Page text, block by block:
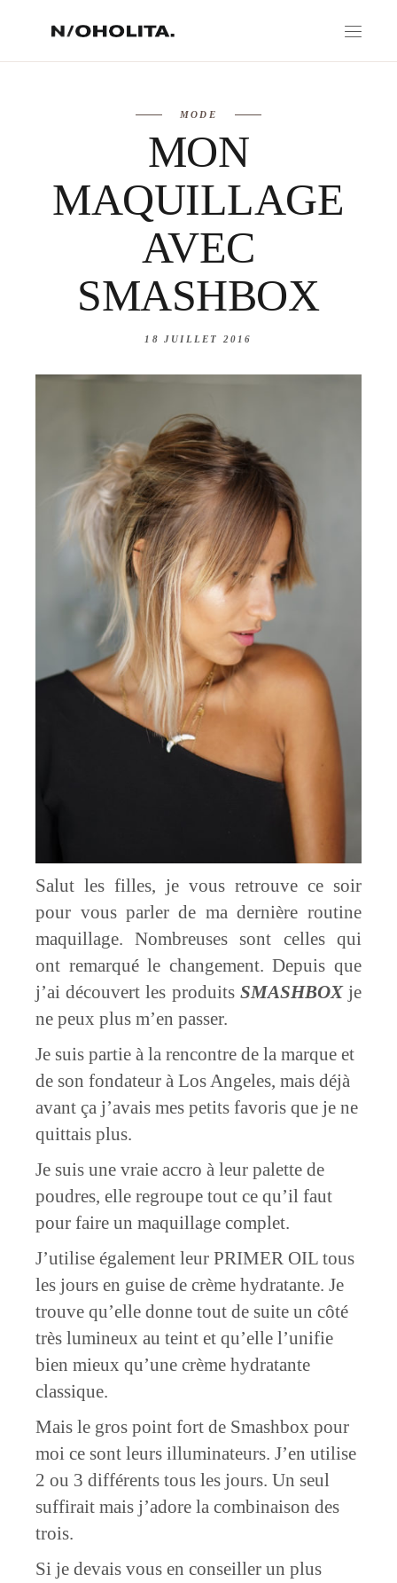
MODE
MON
MAQUILLAGE
AVEC
SMASHBOX
18 JUILLET 2016
Salut les filles, je vous retrouve ce soir
pour vous parler de ma dernière routine
maquillage. Nombreuses sont celles qui
ont remarqué le changement. Depuis que
j’ai découvert les produits SMASHBOXje
ne peux plus m’en passer.
Je suis partie à la rencontre de la marque et
de son fondateur à Los Angeles, mais déjà
avant ça j’avais mes petits favoris que je ne
quittais plus.
Je suis une vraie accro à leur palette de
poudres, elle regroupe tout ce qu’il faut
pour faire un maquillage complet.
J’utilise également leur PRIMER OIL tous
les jours en guise de crème hydratante. Je
trouve qu’elle donne tout de suite un côté
très lumineux au teint et qu’elle l’unifie
bien mieux qu’une crème hydratante
classique.
Mais le gros point fort de Smashbox pour
moi ce sont leurs illuminateurs. J’en utilise
2 ou 3 différents tous les jours. Un seul
suffirait mais j’adore la combinaison des
trois.
Si je devais vous en conseiller un plus